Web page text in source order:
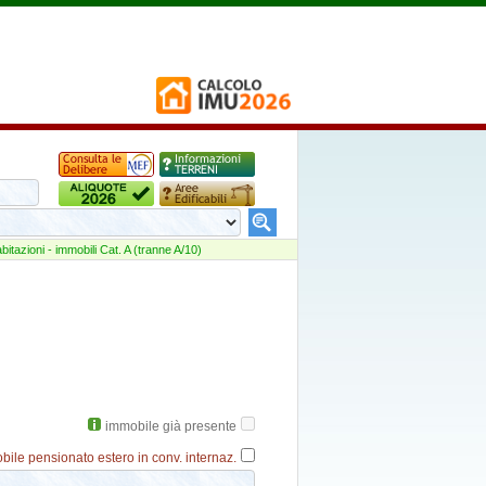
- immobili Cat. A (tranne A/10)
immobile già presente
pensionato estero in conv. internaz.